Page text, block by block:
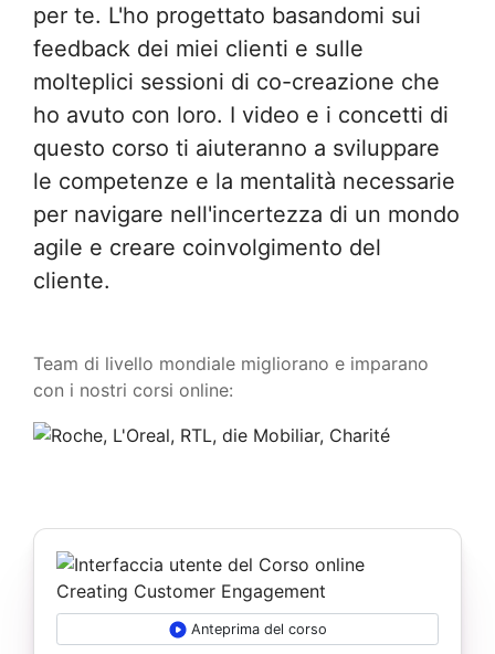
Anteprima del corso
per te. L'ho progettato basandomi sui
feedback dei miei clienti e sulle
molteplici sessioni di co-creazione che
ho avuto con loro. I video e i concetti di
questo corso ti aiuteranno a sviluppare
le competenze e la mentalità necessarie
per navigare nell'incertezza di un mondo
agile e creare coinvolgimento del
cliente.
Team di livello mondiale migliorano e imparano
con i nostri corsi online: